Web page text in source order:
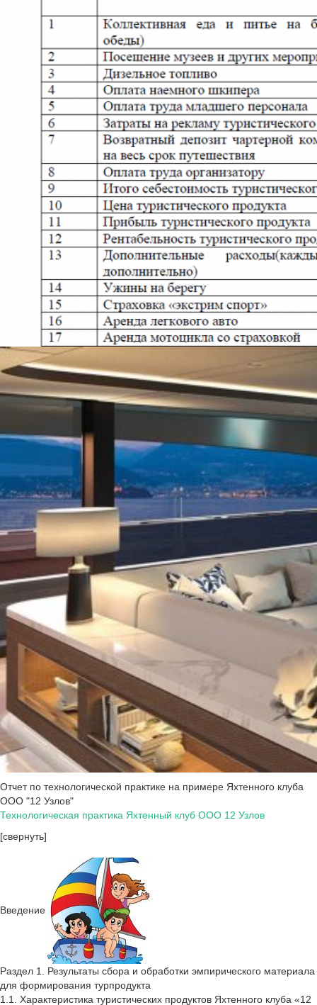
Отчет по технологической практике на примере Яхтенного клуба
ООО "12 Узлов"
Технологическая практика Яхтенный клуб ООО 12 Узлов
[свернуть]
Введение
Раздел 1. Результаты сбора и обработки эмпирического материала
для формирования турпродукта
1.1. Характеристика туристических продуктов Яхтенного клуба «12